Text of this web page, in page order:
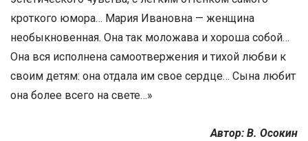
кроткого юмора… Maрия Ивановна — женщина
необыкновенная. Она так моложава и хороша собой…
Она вся исполнена самоотвержения и тихой любви к
своим детям: она отдала им свое сердце… Сына любит
она более всего на свете…»
Автор: В. Осокин